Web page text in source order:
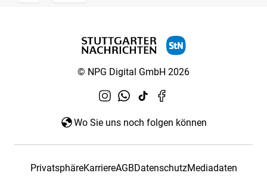
© NPG Digital GmbH 2026
Wo Sie uns noch folgen können
PrivatsphäreKarriereAGBDatenschutzMediadaten